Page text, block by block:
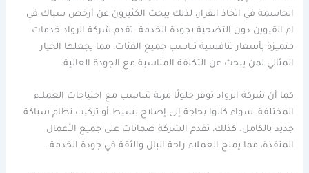
الحاسمة في اتخاذ القرار، لذلك يبحث الكثيرون عن أرخص سباك في
ام القيوين دون التضحية بجودة الخدمة. تقدم شركة الرواد خدمات
متميزة بأسعار تنافسية تناسب جميع الفئات، مما يجعلها الخيار
المثالي لمن يبحث عن التكلفة المناسبة مع الجودة العالية.
كما أن شركة الرواد توفر حلولًا مرنة تتناسب مع احتياجات العملاء
المختلفة، سواء كانوا بحاجة إلى إصلاح بسيط أو تركيب نظام سباكة
جديد بالكامل. كذلك، تقدم الشركة ضمانات على جميع الأعمال
المنفذة، مما يمنح العملاء راحة البال والثقة في جودة الخدمة.